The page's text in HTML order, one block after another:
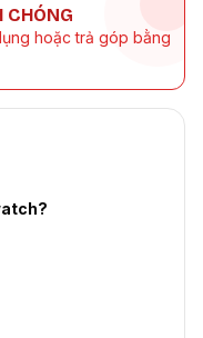
CHÓNG
hoặc trả góp bằng